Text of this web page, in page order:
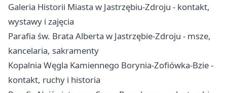
Galeria Historii Miasta w Jastrzębiu-Zdroju - kontakt,
wystawy i zajęcia
Parafia św. Brata Alberta w Jastrzębie-Zdroju - msze,
kancelaria, sakramenty
Kopalnia Węgla Kamiennego Borynia-Zofiówka-Bzie -
kontakt, ruchy i historia